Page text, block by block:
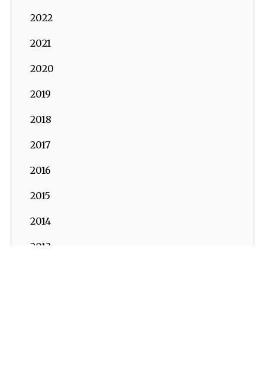
2022
2021
2020
2019
2018
2017
2016
2015
2014
2013